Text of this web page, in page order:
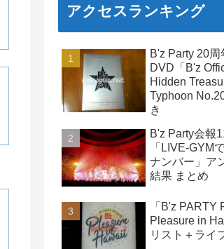
アクセスランキング
B'z Party 20周
DVD「B'z
Hidden
Typhoon
き
B'z Party会報
「LIVE-GYM
ナンバー」ア
結果 まとめ
「B'z PARTY
Pleasure in
リスト＋ライ